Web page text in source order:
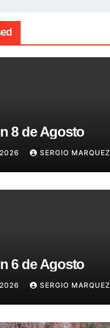
8 de Agosto
SERGIO MARQUEZ
6 de Agosto
SERGIO MARQUEZ